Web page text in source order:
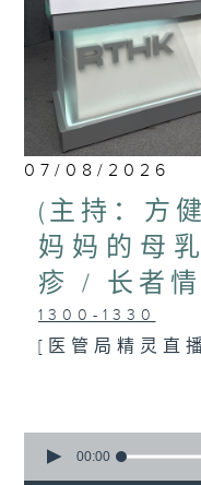
07/08/2026
(主持：方
妈妈的母
疹 / 长者
1300-1330
[医管局精灵直
1330-1400
seconds
00:00